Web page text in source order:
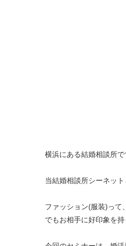
横浜にある結婚相談所
当結婚相談所シーネッ
ファッション(服装)って
でもお相手に好印象を